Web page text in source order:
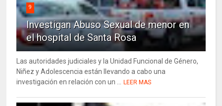
9
Investigan Abuso Sexual de menor en
el hospital de Santa Rosa
Las autoridades judiciales y la Unidad Funcional de Género,
Niñez y Adolescencia están llevando a cabo una
investigación en relación con un ...
LEER MAS